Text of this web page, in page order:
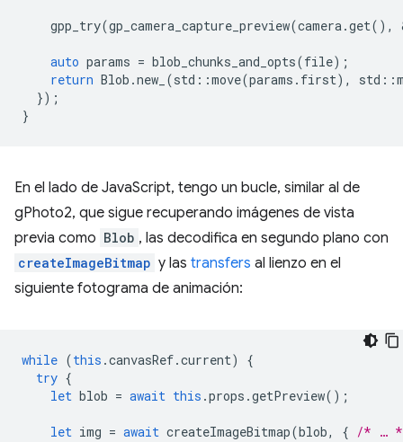
gpp_try(gp_camera_capture_preview(camera.get(),
auto params = blob_chunks_and_opts(file);
return Blob .new_ (std ::move(params . first), std ::
});
}
En el lado de JavaScript, tengo un bucle, similar al de
gPhoto2, que sigue recuperando imágenes de vista
previa como Blob , las decodifica en segundo plano con
createImageBitmap y las transfers al lienzo en el
siguiente fotograma de animación:
while (this .canvasRef.current)
{
try {
let blob = await this .props .getPreview();
let img = await createImageBitmap(blob, { /* …